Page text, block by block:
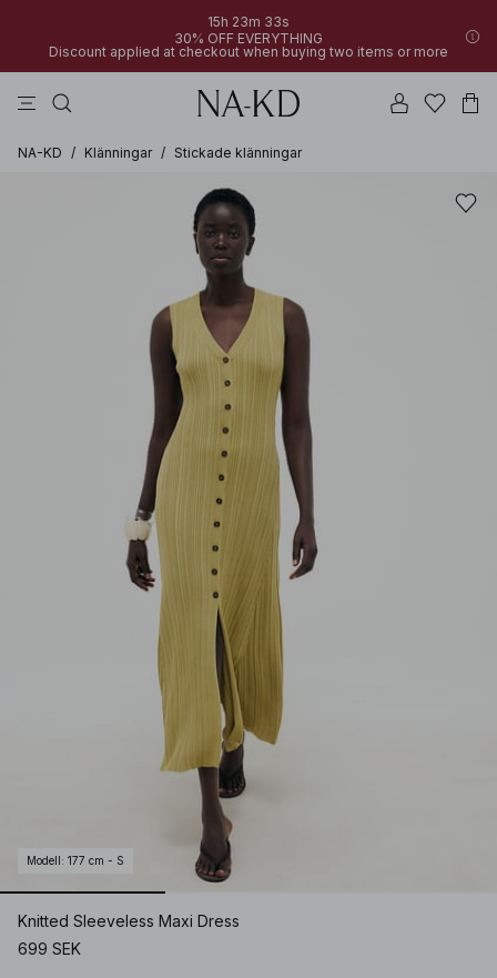
15h 23m 33s
30% OFF EVERYTHING
Discount applied at checkout when buying two items or more
NA-KD / Klänningar / Stickade klänningar
Modell : 177 cm - S
Knitted Sleeveless Maxi Dress
699 SEK